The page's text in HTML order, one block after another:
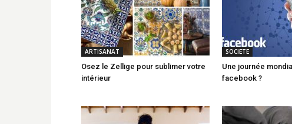
ARTISANAT
Osez le Zellige pour sublimer votre
intérieur
SOCIETE
Une journée
facebook ?